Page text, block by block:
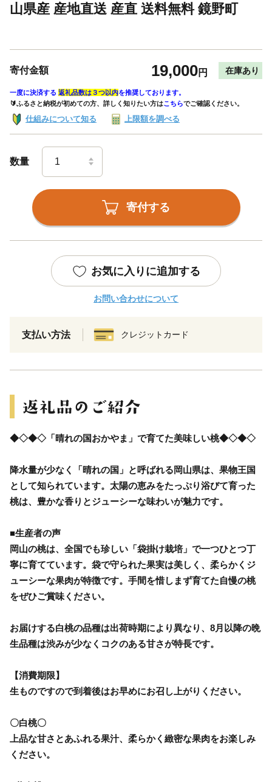
山県産 産地直送 産直 送料無料 鏡野町
寄付金額 19,000円 在庫あり
一度に決済する 返礼品数は３つ以内を推奨しております。
🔰ふるさと納税が初めての方、詳しく知りたい方はこちらでご確認ください。
仕組みについて知る 上限額を調べる
数量
寄付する
お気に入りに追加する
お問い合わせについて
支払い方法 クレジットカード
◆◇◆◇「晴れの国おかやま」で育てた美味しい桃◆◇◆◇
降水量が少なく「晴れの国」と呼ばれる岡山県は、果物王国
として知られています。太陽の恵みをたっぷり浴びて育った
桃は、豊かな香りとジューシーな味わいが魅力です。
■生産者の声
岡山の桃は、全国でも珍しい「袋掛け栽培」で一つひとつ丁
寧に育てています。袋で守られた果実は美しく、柔らかくジ
ューシーな果肉が特徴です。手間を惜しまず育てた自慢の桃
をぜひご賞味ください。
お届けする白桃の品種は出荷時期により異なり、8月以降の晩
生品種は渋みが少なくコクのある甘さが特長です。
【消費期限】
生ものですので到着後はお早めにお召し上がりください。
〇白桃〇
上品な甘さとあふれる果汁、柔らかく緻密な果肉をお楽しみ
ください。